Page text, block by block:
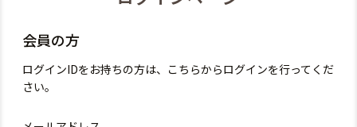
会員の方
ログインIDをお持ちの方は、こちらからログインを行ってくだ
さい。